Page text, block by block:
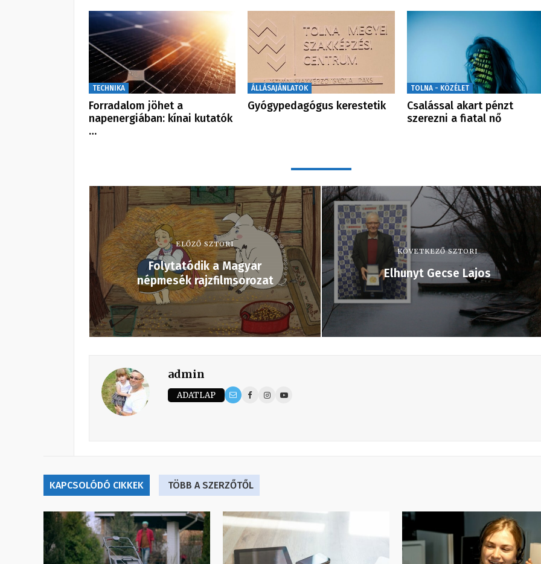
TECHNIKA
Forradalom jöhet a
napenergiában: kínai kutatók
…
ÁLLÁSAJÁNLATOK
Gyógypedagógus kerestetik
TOLNA - KÖZÉLET
Csalással akart pénzt
szerezni a fiatal nő
ELŐZŐ SZTORI
Folytatódik a Magyar
népmesék rajzfilmsorozat
KÖVETKEZŐ SZTORI
Elhunyt Gecse Lajos
admin
ADATLAP
KAPCSOLÓDÓ CIKKEK TÖBB A SZERZŐTŐL